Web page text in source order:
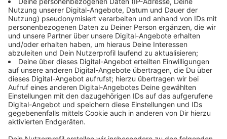
Der Aachener Stadtbetrieb bittet darum, die Behälter
nach Möglichkeit erst morgens kurz vor Beginn der
Abfallsammlung um sieben Uhr herauszustellen und
vorher noch einmal den Behälterinhalt – zum Beispiel
mit einem Spaten – zu lockern.
Als vorbeugende Maßnahmen empfiehlt der
Stadtbetrieb, die Biobehälter nach Möglichkeit an
einem frostgeschützten Ort aufzustellen, etwa im
Keller oder in der Garage. Geknülltes Zeitungspapier
oder Eierkartons am Boden des Behälters saugen